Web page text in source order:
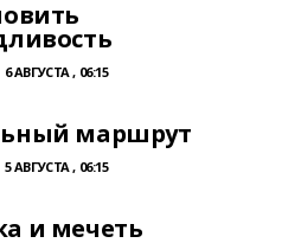
6 АВГУСТА , 06:15
маршрут
5 АВГУСТА , 06:15
и мечеть